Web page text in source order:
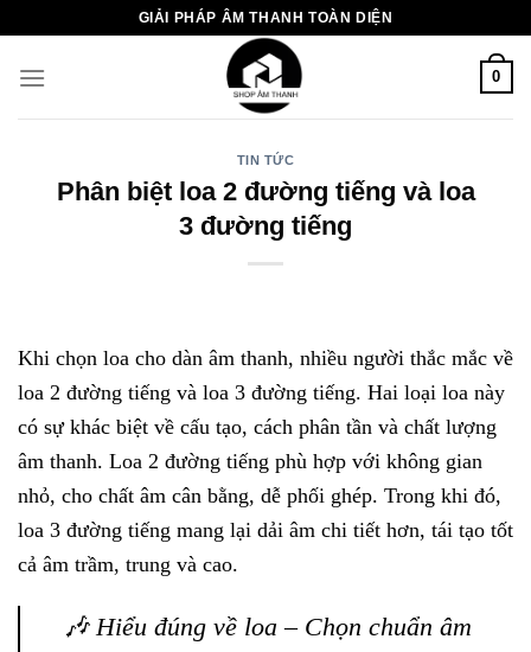
nội
GIẢI PHÁP ÂM THANH TOÀN DIỆN
0
TIN TỨC
Phân biệt loa 2 đường tiếng và loa
3 đường tiếng
Khi chọn loa cho dàn âm thanh, nhiều người thắc mắc về
loa 2 đường tiếng và loa 3 đường tiếng. Hai loại loa này
có sự khác biệt về cấu tạo, cách phân tần và chất lượng
âm thanh. Loa 2 đường tiếng phù hợp với không gian
nhỏ, cho chất âm cân bằng, dễ phối ghép. Trong khi đó,
loa 3 đường tiếng mang lại dải âm chi tiết hơn, tái tạo tốt
cả âm trầm, trung và cao.
🎶 Hiểu đúng về loa – Chọn chuẩn âm